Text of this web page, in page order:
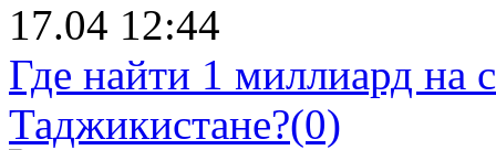
17.04 12:44
Где найти 1 миллиард на
Таджикистане?(0)